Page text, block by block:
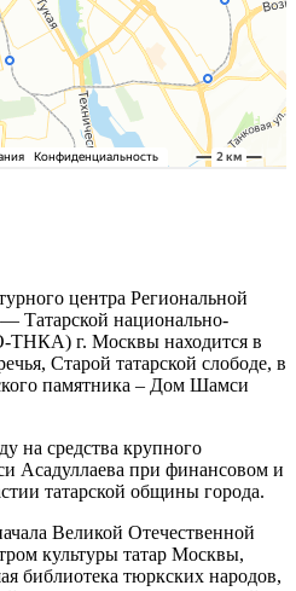
центра Региональной
Татарской национально-
ТНКА) г. Москвы находится в
Старой татарской слободе, в
памятника – Дом Шамси
на средства крупного
Асадуллаева при финансовом и
татарской общины города.
Великой Отечественной
культуры татар Москвы,
библиотека тюркских народов,